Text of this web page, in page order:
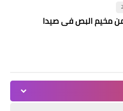
من مخيم البص في صيدا